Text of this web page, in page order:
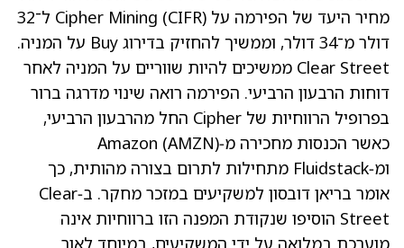
מחיר היעד של הפירמה על Cipher Mining (CIFR) ל־32
דולר מ־34 דולר, וממשיך להחזיק בדירוג Buy על המניה.
Clear Street ממשיכים להיות שווריים על המניה לאחר
דוחות הרבעון הרביעי. הפירמה רואה שינוי מדרגה ברור
בפרופיל הרווחיות של Cipher החל מהרבעון הרביעי,
כאשר הכנסות מחכירה מ‑Amazon (AMZN)
ומ‑Fluidstack מתחילות לתרום בצורה מהותית, כך
אומר בריאן דובסון למשקיעים במזכר מחקר. ב‑Clear
Street הוסיפו שנקודת המפנה הזו ברווחיות אינה
מוערכת במלואה על ידי המשקיעים, במיוחד לאור